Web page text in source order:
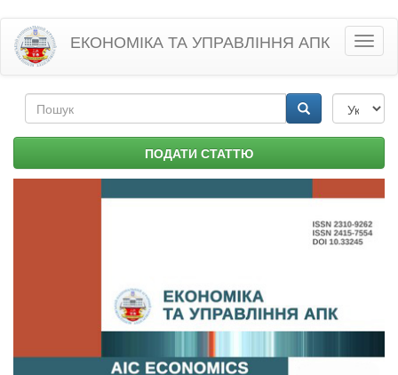
Перейти
основного
матеріалу
ЕКОНОМІКА ТА УПРАВЛІННЯ АПК
Пошукова
форма ПОДАТИ СТАТТЮ